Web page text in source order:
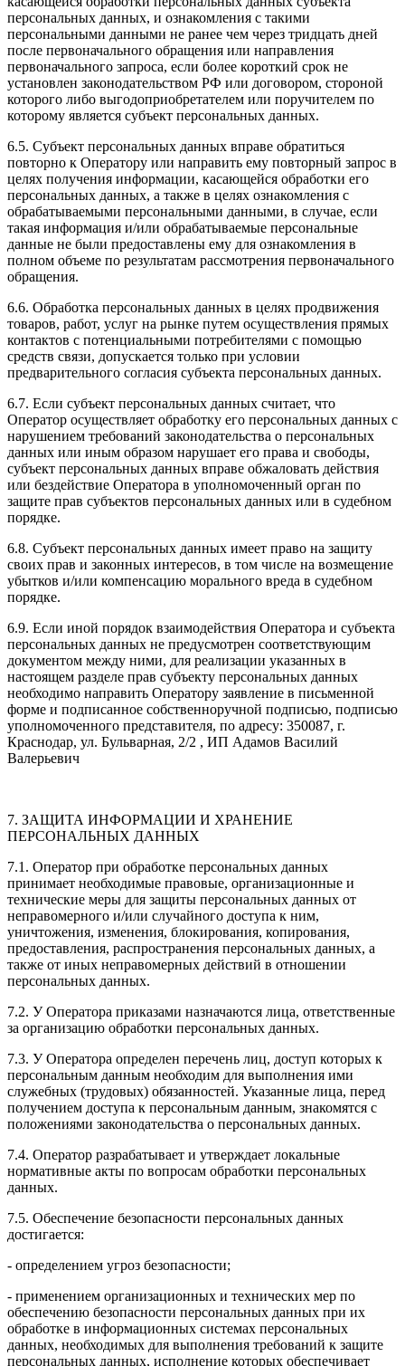
персональных данных, и ознакомления с такими
персональными данными не ранее чем через тридцать дней
после первоначального обращения или направления
первоначального запроса, если более короткий срок не
установлен законодательством РФ или договором, стороной
которого либо выгодоприобретателем или поручителем по
которому является субъект персональных данных.
6.5. Субъект персональных данных вправе обратиться
повторно к Оператору или направить ему повторный запрос в
целях получения информации, касающейся обработки его
персональных данных, а также в целях ознакомления с
обрабатываемыми персональными данными, в случае, если
такая информация и/или обрабатываемые персональные
данные не были предоставлены ему для ознакомления в
полном объеме по результатам рассмотрения первоначального
обращения.
6.6. Обработка персональных данных в целях продвижения
товаров, работ, услуг на рынке путем осуществления прямых
контактов с потенциальными потребителями с помощью
средств связи, допускается только при условии
предварительного согласия субъекта персональных данных.
6.7. Если субъект персональных данных считает, что
Оператор осуществляет обработку его персональных данных с
нарушением требований законодательства о персональных
данных или иным образом нарушает его права и свободы,
субъект персональных данных вправе обжаловать действия
или бездействие Оператора в уполномоченный орган по
защите прав субъектов персональных данных или в судебном
порядке.
6.8. Субъект персональных данных имеет право на защиту
своих прав и законных интересов, в том числе на возмещение
убытков и/или компенсацию морального вреда в судебном
порядке.
6.9. Если иной порядок взаимодействия Оператора и субъекта
персональных данных не предусмотрен соответствующим
документом между ними, для реализации указанных в
настоящем разделе прав субъекту персональных данных
необходимо направить Оператору заявление в письменной
форме и подписанное собственноручной подписью, подписью
уполномоченного представителя, по адресу: 350087, г.
Краснодар, ул. Бульварная, 2/2 , ИП Адамов Василий
Валерьевич
7. ЗАЩИТА ИНФОРМАЦИИ И ХРАНЕНИЕ
ПЕРСОНАЛЬНЫХ ДАННЫХ
7.1. Оператор при обработке персональных данных
принимает необходимые правовые, организационные и
технические меры для защиты персональных данных от
неправомерного и/или случайного доступа к ним,
уничтожения, изменения, блокирования, копирования,
предоставления, распространения персональных данных, а
также от иных неправомерных действий в отношении
персональных данных.
7.2. У Оператора приказами назначаются лица, ответственные
за организацию обработки персональных данных.
7.3. У Оператора определен перечень лиц, доступ которых к
персональным данным необходим для выполнения ими
служебных (трудовых) обязанностей. Указанные лица, перед
получением доступа к персональным данным, знакомятся с
положениями законодательства о персональных данных.
7.4. Оператор разрабатывает и утверждает локальные
нормативные акты по вопросам обработки персональных
данных.
7.5. Обеспечение безопасности персональных данных
достигается:
- определением угроз безопасности;
- применением организационных и технических мер по
обеспечению безопасности персональных данных при их
обработке в информационных системах персональных
данных, необходимых для выполнения требований к защите
персональных данных, исполнение которых обеспечивает